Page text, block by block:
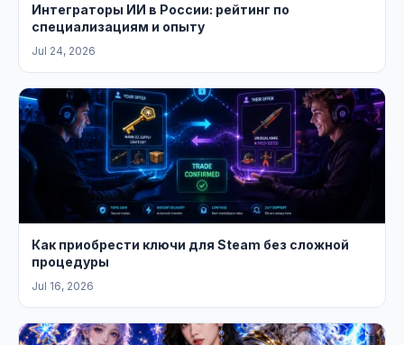
Интеграторы ИИ в России: рейтинг по
специализациям и опыту
Jul 24, 2026
Как приобрести ключи для Steam без сложной
процедуры
Jul 16, 2026